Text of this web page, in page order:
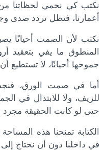
نكتب كي نحمي لحظاتنا من
أعمارنا، فتظل تردد صدى
نكتب لأن الصمت أحيانًا
المنطوق ما يفي بتعقيد
جموحها أحيانًا، لا تستطيع
أما في صمت الورق،
للزيف، ولا للابتذال في
حتى لو كانت الحقيقة
الكتابة تمنحنا هذه
في داخلنا دون أن نحتاج